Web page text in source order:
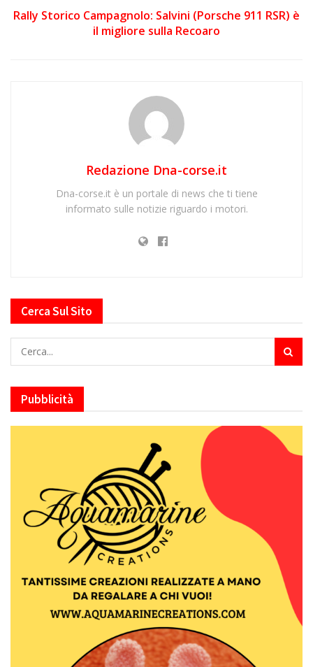
Rally Storico Campagnolo: Salvini (Porsche 911 RSR) è
il migliore sulla Recoaro
Redazione Dna-corse.it
Dna-corse.it è un portale di news che ti tiene
informato sulle notizie riguardo i motori.
Cerca Sul Sito
Pubblicità